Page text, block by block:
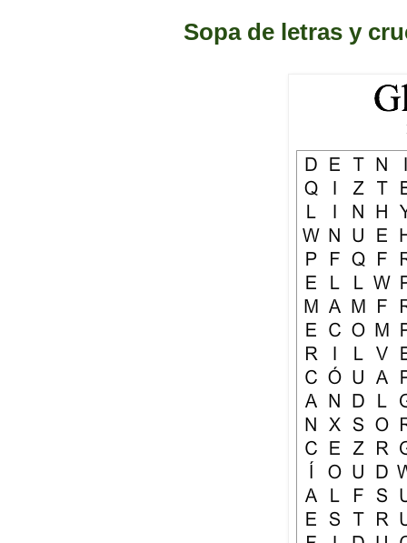
Sopa de letras y